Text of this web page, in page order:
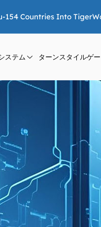
154 Countries Into
ステム ターンスタイルゲー